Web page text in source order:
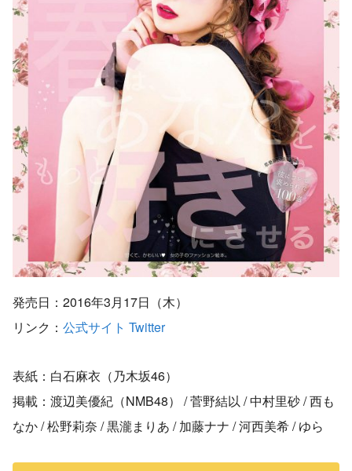
発売日：2016年3月17日（木）
リンク： 公式サイト Twitter
表紙：白石麻衣（乃木坂46）
掲載：渡辺美優紀（NMB48） / 菅野結以 / 中村里砂 / 西も
なか / 松野莉奈 / 黒瀧まりあ / 加藤ナナ / 河西美希 / ゆら